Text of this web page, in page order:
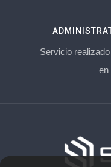
Servicio
en